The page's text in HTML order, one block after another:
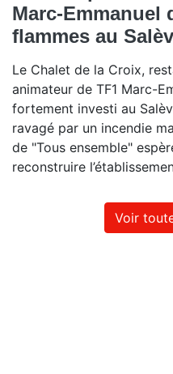
Marc-Emmanuel
flammes au
Le Chalet de la Croix,
animateur de TF1 Marc-
fortement investi au
ravagé par un incendie
de "Tous ensemble"
reconstruire
Voir